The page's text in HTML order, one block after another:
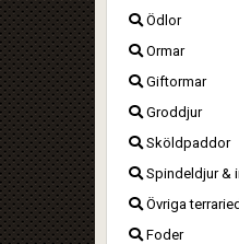
Ödlor
Ormar
Giftormar
Groddjur
Sköldpaddor
Spindeldjur &
Övriga
Foder